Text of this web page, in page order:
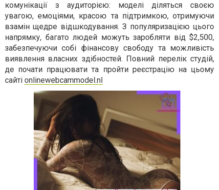
комунікації з аудиторією: моделі діляться своєю
увагою, емоціями, красою та підтримкою, отримуючи
взамін щедре відшкодування. З популяризацією цього
напрямку, багато людей можуть заробляти від $2,500,
забезпечуючи собі фінансову свободу та можливість
виявлення власних здібностей. Повний перелік студій,
де почати працювати та пройти реєстрацію на цьому
сайті onlinewebcammodel.nl